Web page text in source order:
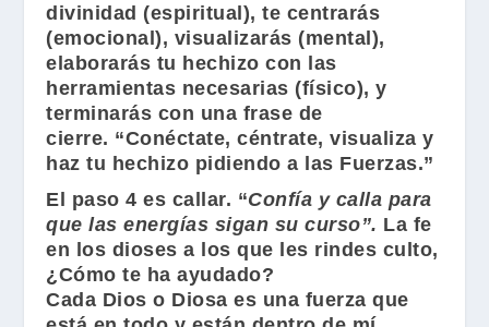
divinidad (espiritual), te centrarás
(emocional), visualizarás (mental),
elaborarás tu hechizo con las
herramientas necesarias (físico), y
terminarás con una frase de
cierre. “Conéctate, céntrate, visualiza y
haz tu hechizo pidiendo a las Fuerzas.”
El paso 4 es callar. “Confía y calla para
que las energías sigan su curso”. La fe
en los dioses a los que les rindes culto,
¿Cómo te ha ayudado?
Cada Dios o Diosa es una fuerza que